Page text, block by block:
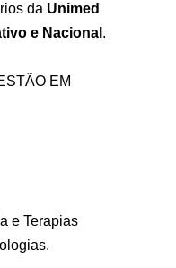
da Unimed
e Nacional .
EM
e Terapias